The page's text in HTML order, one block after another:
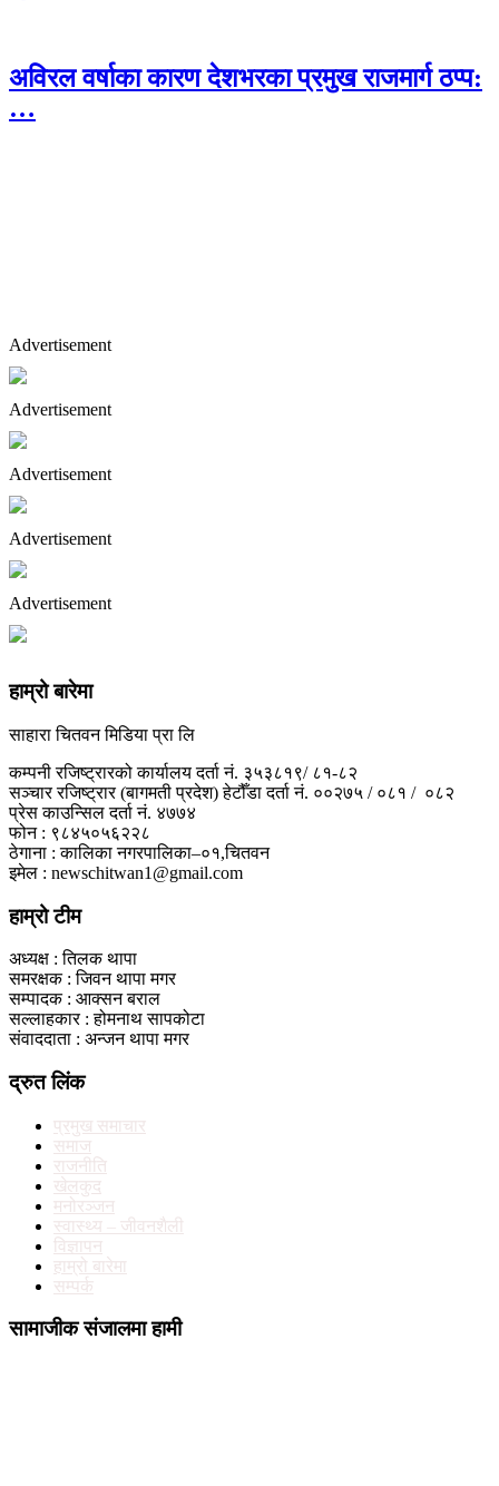
अविरल वर्षाका कारण देशभरका प्रमुख राजमार्ग ठप्प:
…
Advertisement
Advertisement
Advertisement
Advertisement
Advertisement
हाम्रो बारेमा
साहारा चितवन मिडिया प्रा लि
कम्पनी रजिष्ट्रारको कार्यालय दर्ता नं. ३५३८१९/ ८१-८२
सञ्चार रजिष्ट्रार (बागमती प्रदेश) हेटौँडा दर्ता नं. ००२७५ / ०८१ / ०८२
प्रेस काउन्सिल दर्ता नं. ४७७४
फोन : ९८४५०५६२२८
ठेगाना : कालिका नगरपालिका–०१,चितवन
इमेल : newschitwan1@gmail.com
हाम्रो टीम
अध्यक्ष : तिलक थापा
समरक्षक : जिवन थापा मगर
सम्पादक : आक्सन बराल
सल्लाहकार : होमनाथ सापकोटा
संवाददाता : अन्जन थापा मगर
द्रुत लिंक
प्रमुख समाचार
समाज
राजनीति
खेलकुद
मनोरञ्जन
स्वास्थ्य – जीवनशैली
विज्ञापन
हाम्रो बारेमा
सम्पर्क
सामाजीक संजालमा हामी